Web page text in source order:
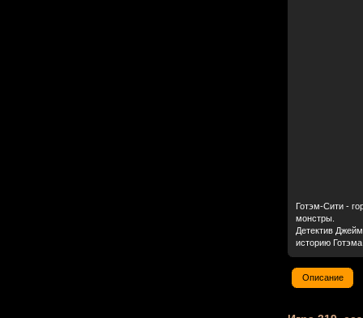
Готэм-Сити -
монстры.
Детектив
историю
Описание